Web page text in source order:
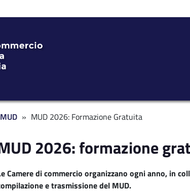
MUD MUD 2026: Formazione Gratuita
2026: formazione
Camere di commercio organizzano ogni anno, in
e trasmissione del MUD.